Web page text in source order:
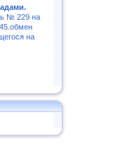
№ 229 на
на